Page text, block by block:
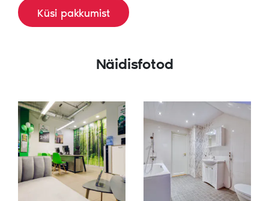
Küsi pakkumist
Näidisfotod